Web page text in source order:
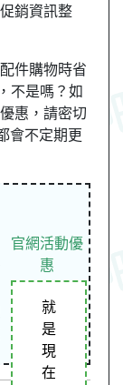
銷資訊整
件購物時省
不是嗎？如
惠，請密切
會不定期更
官網活動優
惠
就
是
現
在